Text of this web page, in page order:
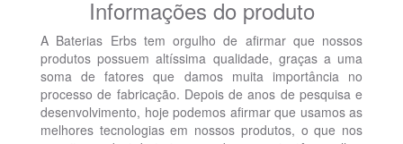
Informações do produto
A Baterias Erbs tem orgulho de afirmar que nossos
produtos possuem altíssima qualidade, graças a uma
soma de fatores que damos muita importância no
processo de fabricação. Depois de anos de pesquisa e
desenvolvimento, hoje podemos afirmar que usamos as
melhores tecnologias em nossos produtos, o que nos